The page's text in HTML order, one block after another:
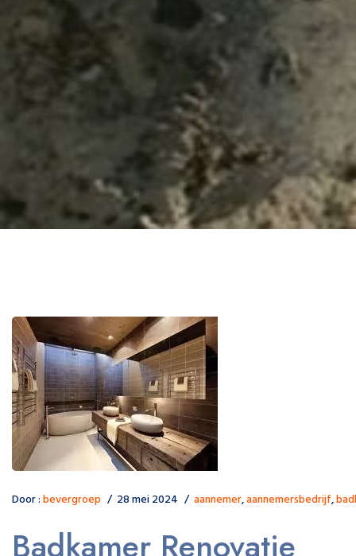
Door :bevergroep 28 mei 2024 aannemer,aannemersbedrijf,
Badkamer Renovatie